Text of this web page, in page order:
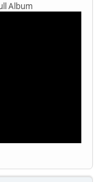
Album